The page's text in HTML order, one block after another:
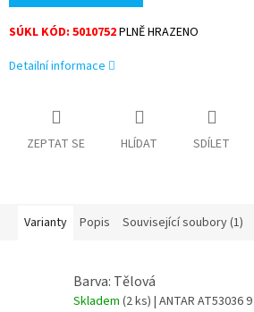
SÚKL KÓD: 5010752PLNĚ HRAZENO
Detailní informace
ZEPTAT SE HLÍDAT SDÍLET
Varianty Popis Související soubory (1)
Barva: Tělová
Skladem (2 ks) | ANTAR AT53036 9